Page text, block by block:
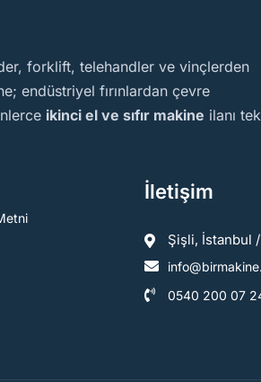
forklift, telehandler ve vinçlerden
endüstriyel fırınlardan çevre
ikinci el ve sıfır makine ilanı tek
İletişim
Şişli, İstanbul
0540 200 07